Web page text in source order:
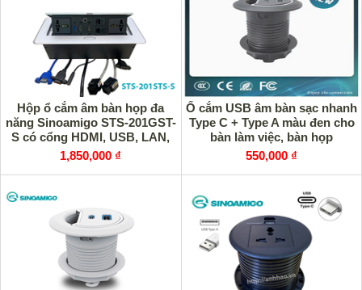
Hộp ổ cắm âm bàn họp đa
năng Sinoamigo STS-201GST-
S có cổng HDMI, USB, LAN,
Audio
1,850,000 ₫
Ổ cắm USB âm bàn sạc nhanh
Type C + Type A màu đen cho
bàn làm việc, bàn họp
Sinoamigo STC-1B/C20
550,000 ₫